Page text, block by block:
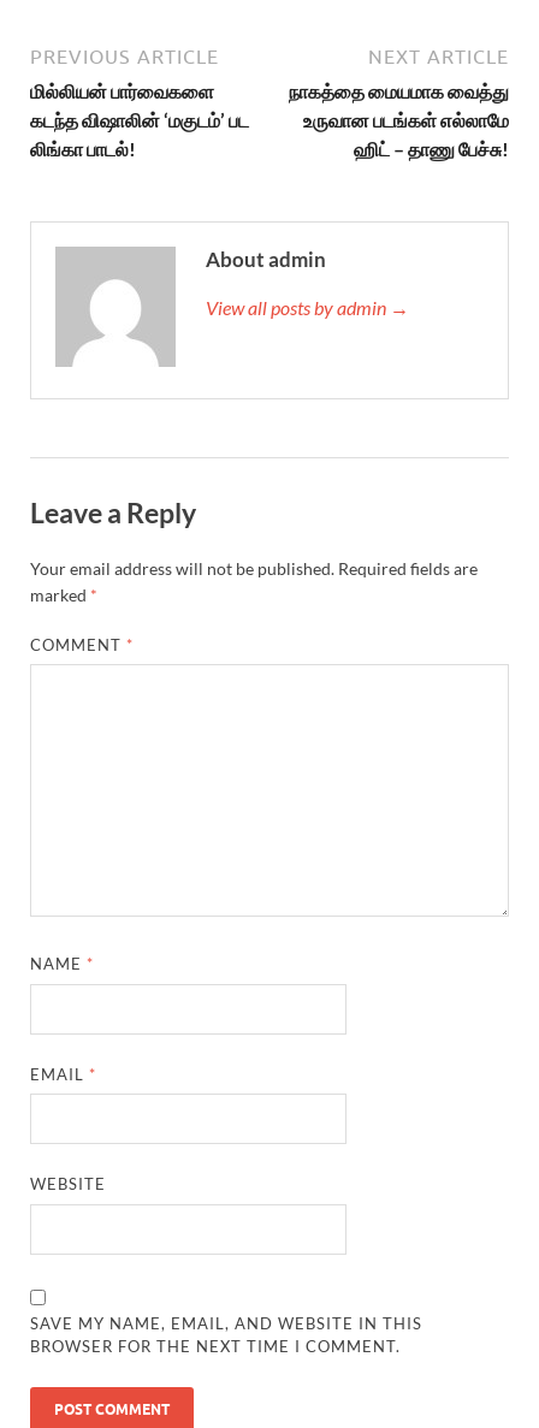
PREVIOUS ARTICLE
மில்லியன் பார்வைகளை
கடந்த விஷாலின் ‘மகுடம்’ பட
லிங்கா பாடல்!
NEXT ARTICLE
நாகத்தை மையமாக வைத்து
உருவான படங்கள் எல்லாமே
ஹிட் – தாணு பேச்சு!
About admin
View all posts by admin →
Leave a Reply
Your email address will not be published. Required fields are
marked *
COMMENT *
NAME *
EMAIL *
WEBSITE
SAVE MY NAME, EMAIL, AND WEBSITE IN THIS
BROWSER FOR THE NEXT TIME I COMMENT.